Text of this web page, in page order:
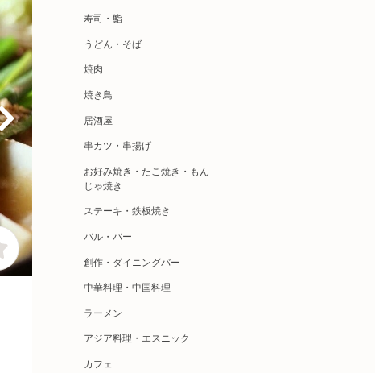
寿司・鮨
うどん・そば
焼肉
焼き鳥
居酒屋
串カツ・串揚げ
お好み焼き・たこ焼き・もん
じゃ焼き
ステーキ・鉄板焼き
バル・バー
創作・ダイニングバー
中華料理・中国料理
ラーメン
アジア料理・エスニック
カフェ